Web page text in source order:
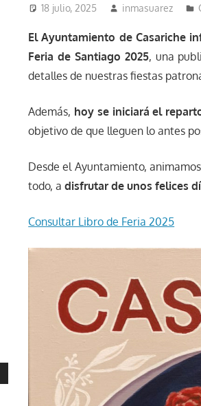
18 julio, 2025 inmasuarez
El Ayuntamiento de Casariche
Feria de Santiago 2025, una
detalles de nuestras fiestas
Además, hoy se iniciará el
objetivo de que lleguen lo antes
Desde el Ayuntamiento,
todo, adisfrutar de unos felices
Consultar Libro de Feria 2025